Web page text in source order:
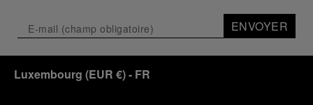
ENVOYER
Luxembourg (EUR €)- FR